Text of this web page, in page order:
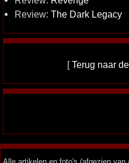
Review: The Dark Legacy
[Terug naar